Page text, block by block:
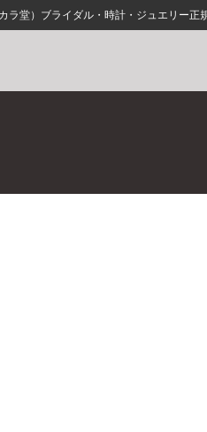
ラ堂）ブライダル・時計・ジュエリー正